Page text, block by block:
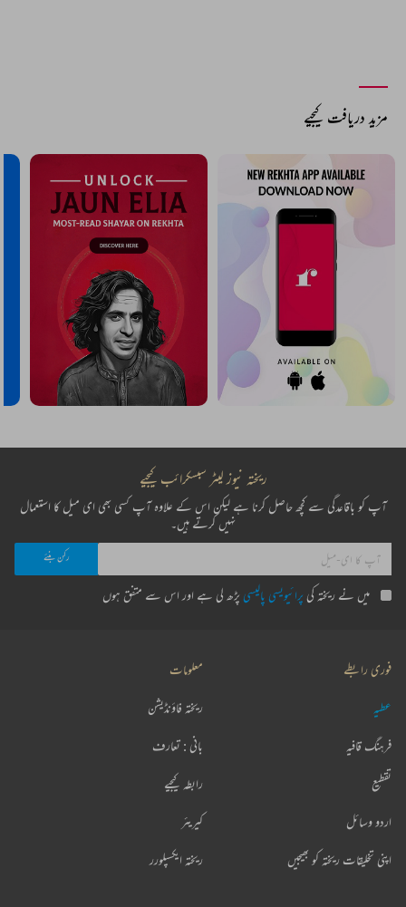
مزید دریافت کیجیے
ریختہ نیوز لیٹر سبسکرائب کیجیے
آپ کو باقاعدگی سے کچھ حاصل کرنا ہے لیکن اس کے علاوہ آپ کسی بھی ای میل کا استعمال
نہیں کرتے ہیں۔
میں نے ریختہ کی پرائیویسی پالیسی پڑھ لی ہے اور اس سے متفق ہوں
فوری رابطے
عطیہ
فرہنگ قافیہ
تقطیع
اردو وسائل
اپنی تخلیقات ریختہ کو بھیجیں
معلومات
ریختہ فاؤنڈیشن
بانی : تعارف
رابطہ کیجیے
کیریئر
ریختہ ایکسپلورر